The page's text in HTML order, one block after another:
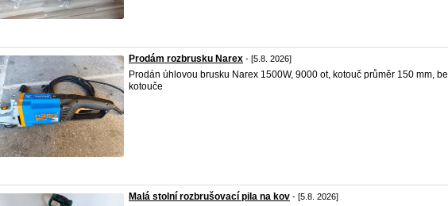
Prodám rozbrusku Narex - [5.8. 2026]
Prodán úhlovou brusku Narex 1500W, 9000 ot, kotouč průměr 150 mm,
kotouče
Malá stolní rozbrušovací pila na kov - [5.8. 2026]